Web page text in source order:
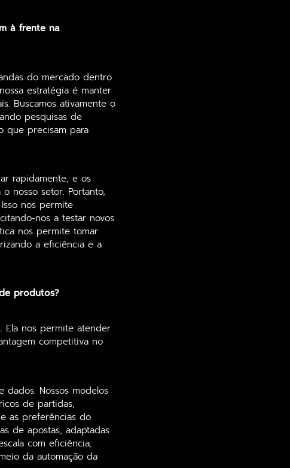
à frente na
do mercado dentro
estratégia é manter
Buscamos ativamente o
pesquisas de
que precisam para
rapidamente, e os
nosso setor. Portanto,
nos permite
nos a testar novos
nos permite tomar
a eficiência e a
produtos?
Ela nos permite atender
competitiva no
dados. Nossos modelos
de partidas,
as preferências do
de apostas, adaptadas
com eficiência,
da automação da